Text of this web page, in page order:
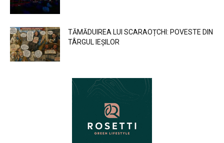
TĂMĂDUIREA LUI SCARAOȚCHI: POVESTE DIN
TÂRGUL IEȘILOR